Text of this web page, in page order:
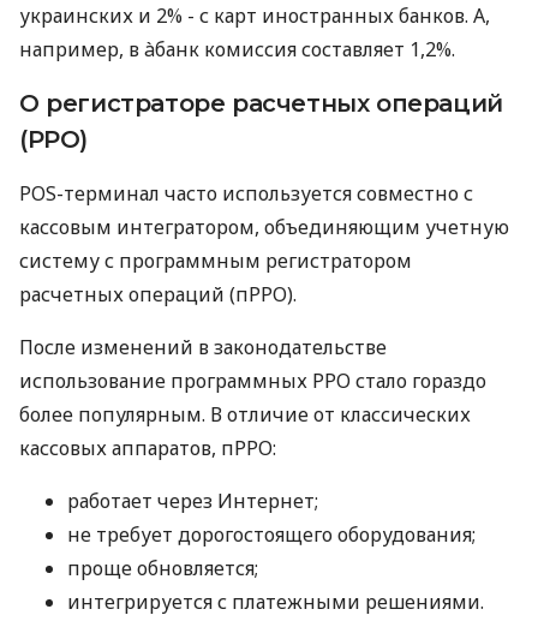
украинских и 2% - с карт иностранных банков. А,
например, в àбанк комиссия составляет 1,2%.
О регистраторе расчетных операций
(РРО)
POS-терминал часто используется совместно с
кассовым интегратором, объединяющим учетную
систему с программным регистратором
расчетных операций (пРРО).
После изменений в законодательстве
использование программных РРО стало гораздо
более популярным. В отличие от классических
кассовых аппаратов, пРРО:
работает через Интернет;
не требует дорогостоящего оборудования;
проще обновляется;
интегрируется с платежными решениями.